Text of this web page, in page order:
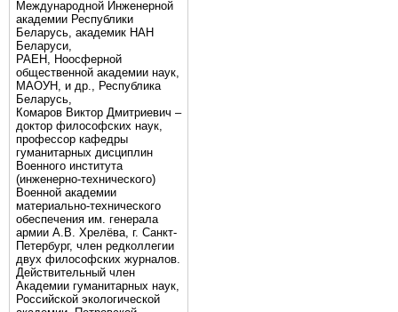
Международной Инженерной
академии Республики
Беларусь, академик НАН
Беларуси,
РАЕН, Ноосферной
общественной академии наук,
МАОУН, и др., Республика
Беларусь,
Комаров Виктор Дмитриевич –
доктор философских наук,
профессор кафедры
гуманитарных дисциплин
Военного института
(инженерно-технического)
Военной академии
материально-технического
обеспечения им. генерала
армии А.В. Хрелёва, г. Санкт-
Петербург, член редколлегии
двух философских журналов.
Действительный член
Академии гуманитарных наук,
Российской экологической